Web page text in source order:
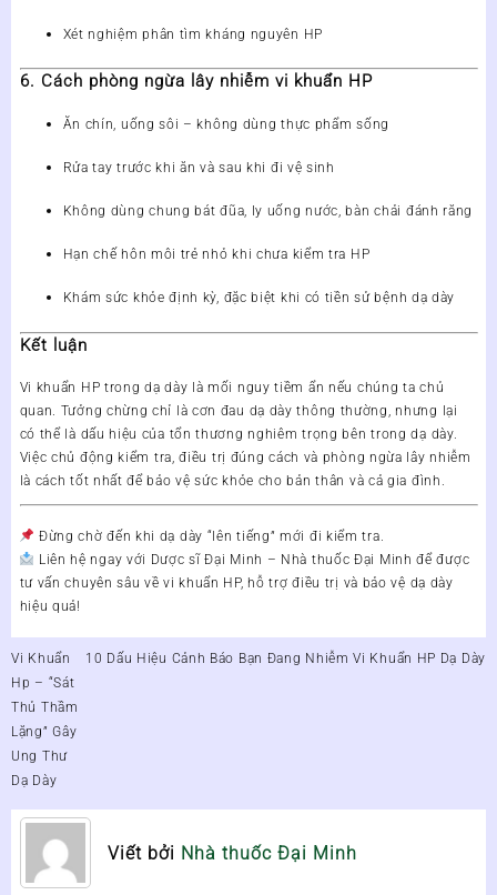
Xét nghiệm phân tìm kháng nguyên HP
6. Cách phòng ngừa lây nhiễm vi khuẩn HP
Ăn chín, uống sôi – không dùng thực phẩm sống
Rửa tay trước khi ăn và sau khi đi vệ sinh
Không dùng chung bát đũa, ly uống nước, bàn chải đánh răng
Hạn chế hôn môi trẻ nhỏ khi chưa kiểm tra HP
Khám sức khỏe định kỳ, đặc biệt khi có tiền sử bệnh dạ dày
Kết luận
Vi khuẩn HP trong dạ dày là mối nguy tiềm ẩn nếu chúng ta chủ
quan. Tưởng chừng chỉ là cơn đau dạ dày thông thường, nhưng lại
có thể là dấu hiệu của tổn thương nghiêm trọng bên trong dạ dày.
Việc chủ động kiểm tra, điều trị đúng cách và phòng ngừa lây nhiễm
là cách tốt nhất để bảo vệ sức khỏe cho bản thân và cả gia đình.
Đừng chờ đến khi dạ dày “lên tiếng” mới đi kiểm tra.
Liên hệ ngay với Dược sĩ Đại Minh – Nhà thuốc Đại Minh để được
tư vấn chuyên sâu về vi khuẩn HP, hỗ trợ điều trị và bảo vệ dạ dày
hiệu quả!
Điều
hướng
bài
viết
Vi Khuẩn
Hp – “Sát
Thủ Thầm
Lặng” Gây
Ung Thư
Dạ Dày
10 Dấu Hiệu Cảnh Báo Bạn Đang Nhiễm Vi Khuẩn HP Dạ Dày
Viết bởi Nhà thuốc Đại Minh